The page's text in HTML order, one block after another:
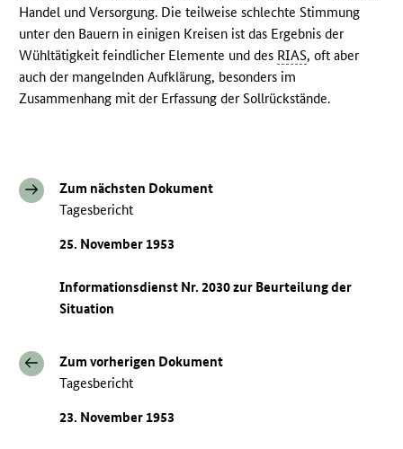
Handel und Versorgung. Die teilweise schlechte Stimmung
unter den Bauern in einigen Kreisen ist das Ergebnis der
Wühltätigkeit feindlicher Elemente und des RIAS, oft aber
auch der mangelnden Aufklärung, besonders im
Zusammenhang mit der Erfassung der Sollrückstände.
Zum nächsten Dokument
Tagesbericht
25. November 1953
Informationsdienst Nr. 2030 zur Beurteilung der
Situation
Zum vorherigen Dokument
Tagesbericht
23. November 1953